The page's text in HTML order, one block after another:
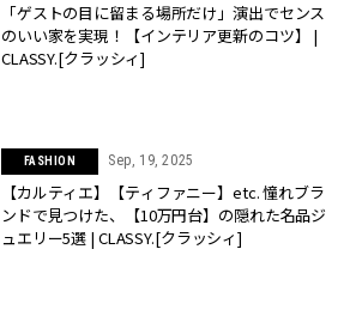
「ゲストの目に留まる場所だけ」演出でセンス
のいい家を実現！【インテリア更新のコツ】 |
CLASSY.[クラッシィ]
FASHION Sep, 19, 2025
【カルティエ】【ティファニー】etc. 憧れブラ
ンドで見つけた、【10万円台】の隠れた名品ジ
ュエリー5選 | CLASSY.[クラッシィ]